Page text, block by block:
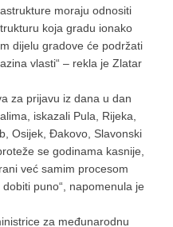
moraju odnositi
koja gradu ionako
dijelu gradove će podržati
vlasti“ – rekla je Zlatar
za prijavu iz dana u dan
iskazali Pula, Rijeka,
Osijek, Đakovo, Slavonski
se godinama kasnije,
već samim procesom
puno“, napomenula je
za međunarodnu